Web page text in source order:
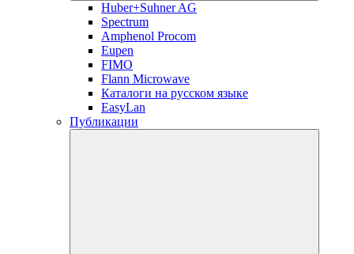
Huber+Suhner AG
Spectrum
Amphenol Procom
Eupen
FIMO
Flann Microwave
Каталоги на русском языке
EasyLan
Публикации